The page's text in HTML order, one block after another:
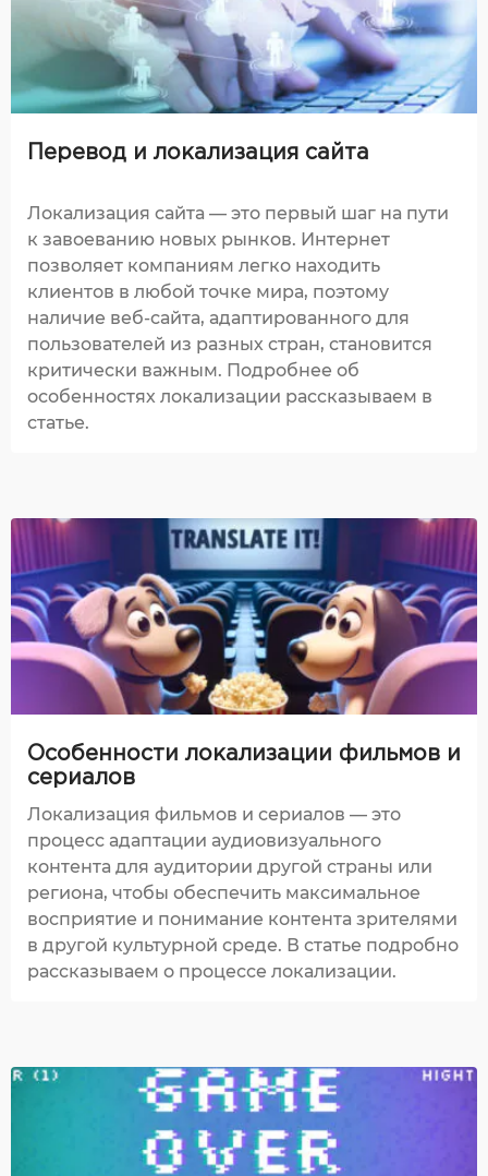
Перевод и локализация сайта
Локализация сайта — это первый шаг на пути
к завоеванию новых рынков. Интернет
позволяет компаниям легко находить
клиентов в любой точке мира, поэтому
наличие веб-сайта, адаптированного для
пользователей из разных стран, становится
критически важным. Подробнее об
особенностях локализации рассказываем в
статье.
Особенности локализации фильмов и
сериалов
Локализация фильмов и сериалов — это
процесс адаптации аудиовизуального
контента для аудитории другой страны или
региона, чтобы обеспечить максимальное
восприятие и понимание контента зрителями
в другой культурной среде. В статье подробно
рассказываем о процессе локализации.